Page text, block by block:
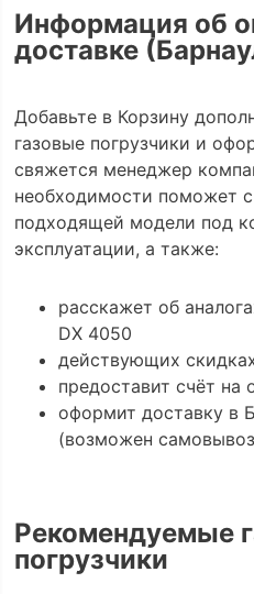
Информация об
доставке
Добавьте в Корзину
газовые погрузчики и
свяжется менеджер
необходимости поможет
подходящей модели под
эксплуатации, а также:
расскажет об
DX 4050
действующих
предоставит счёт на
оформит доставку в
(возможен
Рекомендуемые
погрузчики